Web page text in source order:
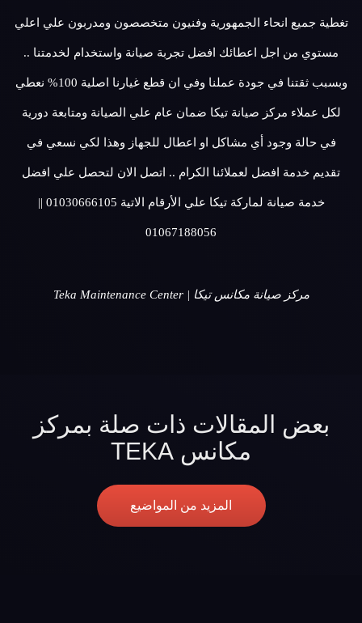
تغطية جميع انحاء الجمهورية وفنيون متخصصون ومدربون علي اعلي
مستوي من اجل اعطائك افضل تجربة صيانة واستخدام لخدمتنا ..
وبسبب ثقتنا في جودة عملنا وفي ان قطع غيارنا اصلية 100% نعطي
لكل عملاء مركز صيانة تيكا ضمان عام علي الصيانة ومتابعة دورية
في حالة وجود أي مشاكل او اعطال للجهاز وهذا لكي نسعي في
تقديم خدمة افضل لعملائنا الكرام .. اتصل الان لتحصل علي افضل
خدمة صيانة لماركة تيكا علي الأرقام الاتية 01030666105 ||
01067188056
مركز صيانة مكانس تيكا | Teka Maintenance Center
بعض المقالات ذات صلة بمركز
مكانس TEKA
المزيد من المواضيع